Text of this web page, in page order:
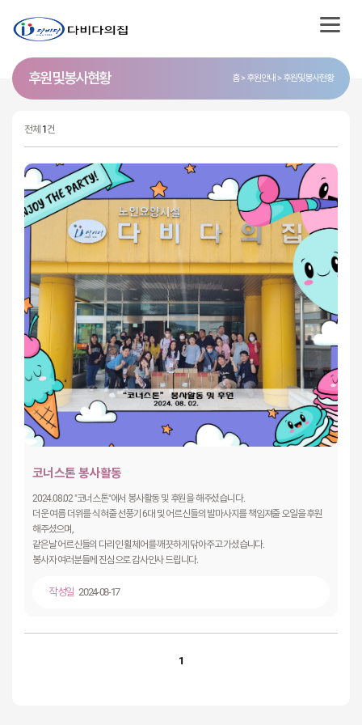
후원 및 봉사 현황 홈 후원안내 후원및봉사현황
전체 1건
코너스톤 봉사활동
2024.08.02 "코너스톤"에서 봉사활동 및 후원을 해주셨습니다.
더운 여름 더위를 식혀줄 선풍기 6대 및 어르신들의 발마사지를 책임져줄 오일을 후원
해주셨으며,
같은날 어르신들의 다리인 휠체어를 깨끗하게 닦아주고 가셨습니다.
봉사자 여러분들께 진심으로 감사인사 드립니다.
작성일 2024-08-17
1